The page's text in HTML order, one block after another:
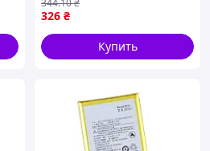
(17000984)
326 ₴
344.10₴
Купить